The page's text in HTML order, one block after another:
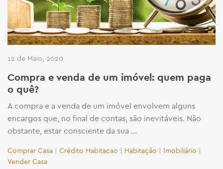
12 de Maio, 2020
Compra e venda de um imóvel: quem paga
o quê?
A compra e a venda de um imóvel envolvem alguns
encargos que, no final de contas, são inevitáveis. Não
obstante, estar consciente da sua …
Comprar Casa | Crédito Habitacao | Habitação | Imobiliário |
Vender Casa